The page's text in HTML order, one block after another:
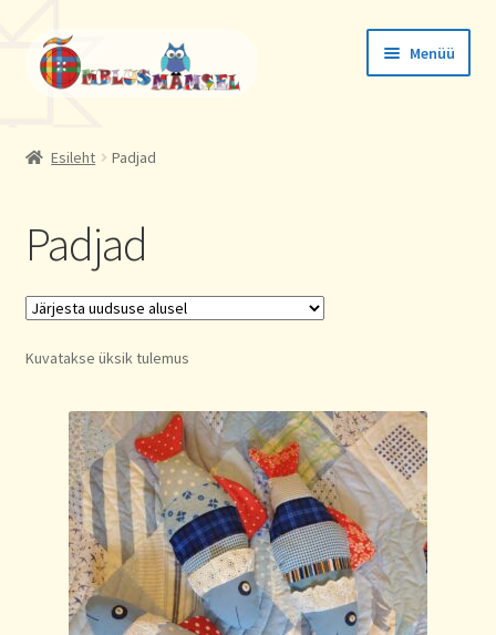
Liigu
navigeerimisele
Liigu
sisu
juurde
Menüü
Aadressid
Esileht Padjad
Padjad
Kuvatakse üksik tulemus